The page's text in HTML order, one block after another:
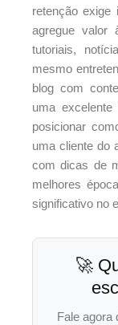
retenção exige
agregue valor
tutoriais,
mesmo
blog com
uma
posicionar
uma cliente do
com dicas de
melhores
significativo no
🚀
Fale agora